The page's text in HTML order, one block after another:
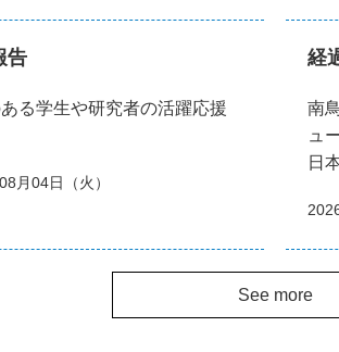
告
る学生や研究者の活躍応援
月04日（火）
経
南
ュ
日
See more